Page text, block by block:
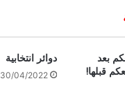
بعد
قبلها!
دوائر انتخابية
30/04/2022